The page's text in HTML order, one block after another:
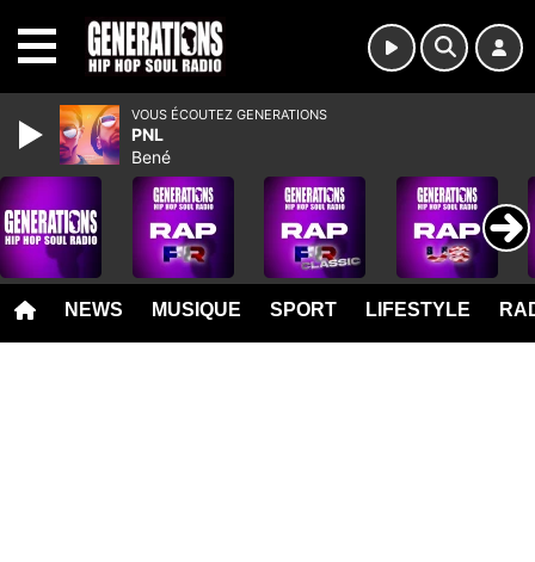
NEWS MUSIQUE SPORT LIFESTYLE
VOUS ÉCOUTEZ GENERATIONS
PNL
Bené